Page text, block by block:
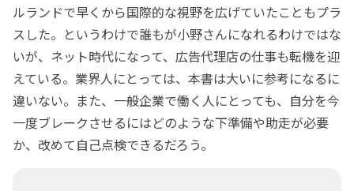
ルランドで早くから国際的な視野を広げていたこともプラ
スした。というわけで誰もが小野さんになれるわけではな
いが、ネット時代になって、広告代理店の仕事も転機を迎
えている。業界人にとっては、本書は大いに参考になるに
違いない。また、一般企業で働く人にとっても、自分を今
一度ブレークさせるにはどのような下準備や助走が必要
か、改めて自己点検できるだろう。